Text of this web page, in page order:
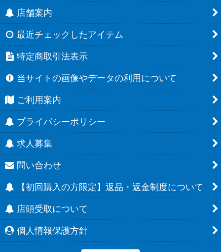
店舗案内
最近チェックしたアイテム
特定商取引法表示
当サイトの画像やデータの利用について
ご利用案内
プライバシーポリシー
求人募集
問い合わせ
【初回購入の方限定】返品・返金制度について
店頭受取について
個人情報保護方針